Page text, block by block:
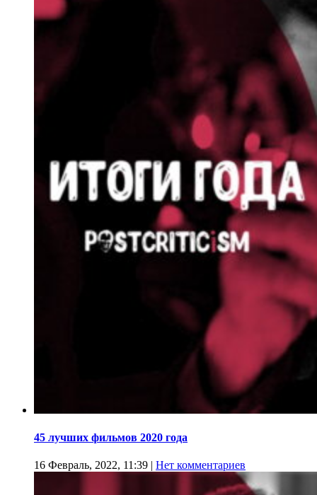
45 лучших фильмов 2020 года
16 Февраль, 2022, 11:39 | Нет комментариев